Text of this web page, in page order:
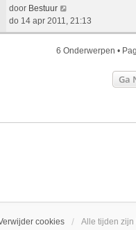
h
t
r
i
c
e
b
t
s
t
h
L
a
a
r
door Bestuur
do 14 apr 2011, 21:13
6 Onderwerpen •
Ga
cookies Alle tijden zijn